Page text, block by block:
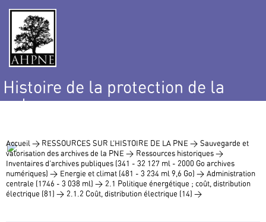
Histoire de la protection de la
nature
Accueil > RESSOURCES SUR L’HISTOIRE DE LA PNE > Sauvegarde et
valorisation des archives de la PNE > Ressources historiques >
Inventaires d’archives publiques (341 - 32 127 ml - 2000 Go archives
numériques) > Energie et climat (481 - 3 234 ml 9,6 Go) > Administration
centrale (1746 - 3 038 ml) > 2.1 Politique énergétique ; coût, distribution
électrique (81) > 2.1.2 Coût, distribution électrique (14) >